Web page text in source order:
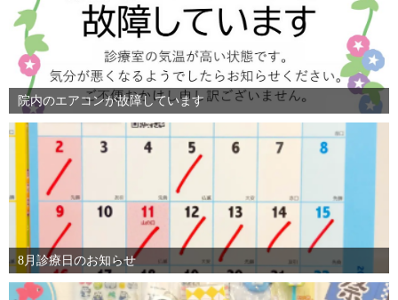
院内のエアコンが故障しています
8月診療日のお知らせ